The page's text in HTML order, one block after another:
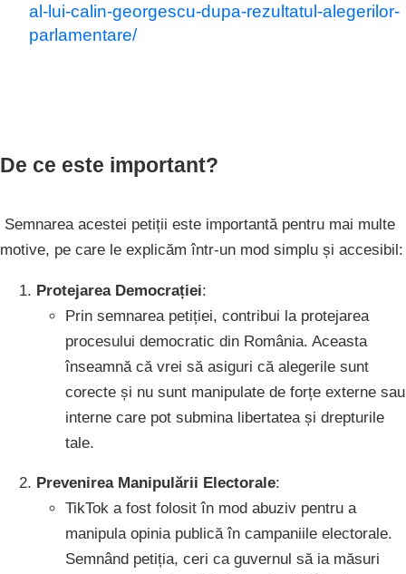
al-lui-calin-georgescu-dupa-rezultatul-alegerilor-
parlamentare/
De ce este important?
Semnarea acestei petiții este importantă pentru mai multe
motive, pe care le explicăm într-un mod simplu și accesibil:
Protejarea Democrației:
Prin semnarea petiției, contribui la protejarea
procesului democratic din România. Aceasta
înseamnă că vrei să asiguri că alegerile sunt
corecte și nu sunt manipulate de forțe externe sau
interne care pot submina libertatea și drepturile
tale.
Prevenirea Manipulării Electorale:
TikTok a fost folosit în mod abuziv pentru a
manipula opinia publică în campaniile electorale.
Semnând petiția, ceri ca guvernul să ia măsuri